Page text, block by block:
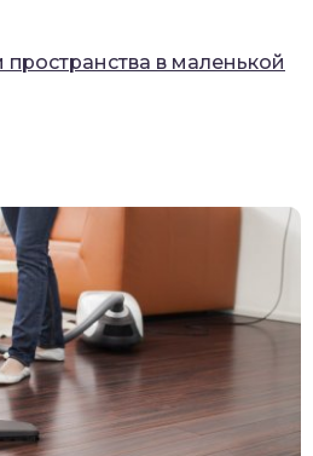
в маленькой